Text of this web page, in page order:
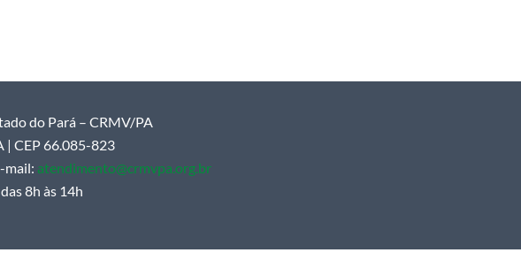
do Pará – CRMV/PA
| CEP 66.085-823
mail: atendimento@crmvpa.org.br
8h às 14h